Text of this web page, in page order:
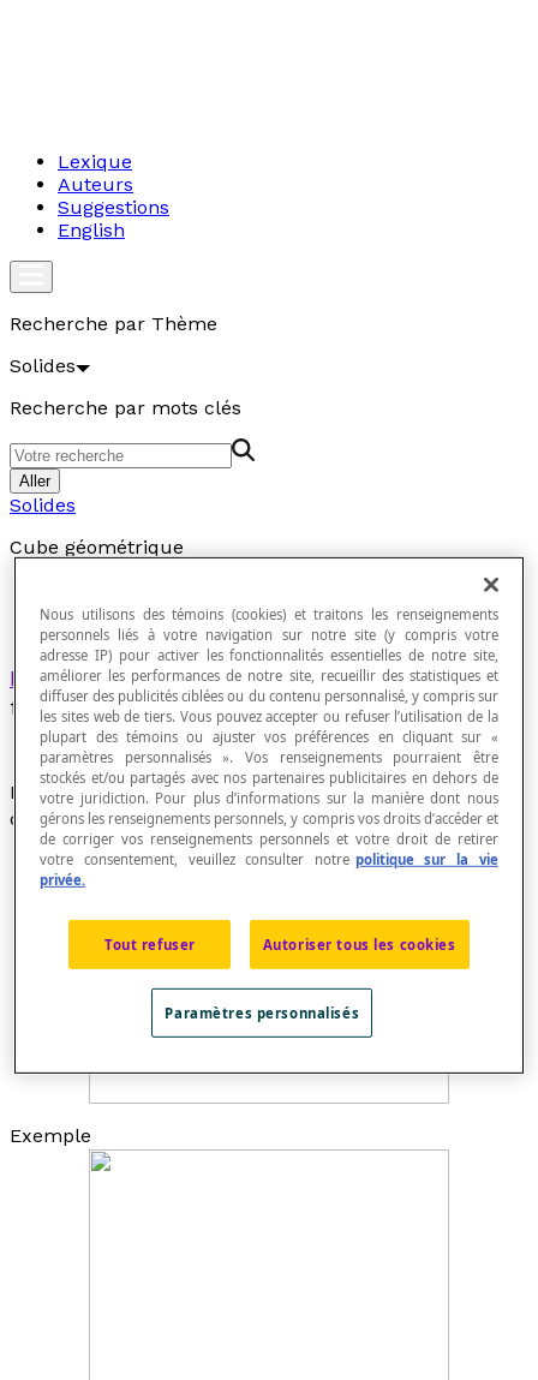
Lexique
Auteurs
Suggestions
English
Recherche par Thème
Solides
Recherche par mots clés
Aller
Solides
Cube géométrique
Polyèdrerégulier dont les six faces sont de
forme carrée.
Le cube est un solide développable. Voici un
développement du cube :
Exemple
Nous utilisons des témoins (cookies) et traitons les renseignements
personnels liés à votre navigation sur notre site (y compris votre
adresse IP) pour activer les fonctionnalités essentielles de notre site,
améliorer les performances de notre site, recueillir des statistiques et
diffuser des publicités ciblées ou du contenu personnalisé, y compris sur
les sites web de tiers. Vous pouvez accepter ou refuser l’utilisation de la
plupart des témoins ou ajuster vos préférences en cliquant sur «
paramètres personnalisés ». Vos renseignements pourraient être
stockés et/ou partagés avec nos partenaires publicitaires en dehors de
votre juridiction. Pour plus d’informations sur la manière dont nous
gérons les renseignements personnels, y compris vos droits d’accéder et
de corriger vos renseignements personnels et votre droit de retirer
votre consentement, veuillez consulter notre politique sur la vie
privée.
Tout refuser Autoriser tous les cookies
Paramètres personnalisés